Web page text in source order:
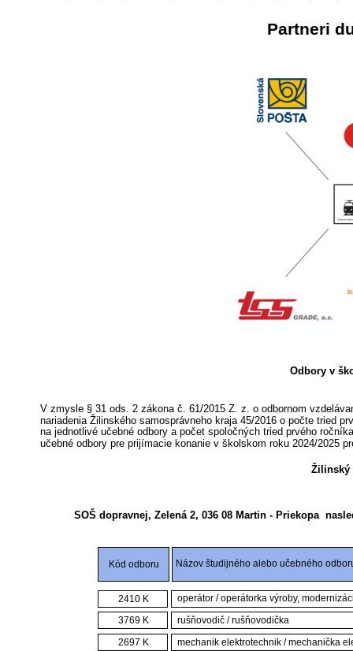
Partneri
V zmysle § 31 ods. 2 zákona č. 61/2015 Z. z. o odbornom
nariadenia Žilinského samosprávneho kraja 45/2016 o počte tried
na jednotlivé učebné odbory a počet spoločných tried prvého
učebné odbory pre prijímacie konanie v školskom roku 2024/2025
Odbory v
Žilinský
SOŠ dopravnej, Zelená 2, 036 08 Martin - Priekopa
2697 K
mechanik elektrotechnik / mechanička
Názov študijného alebo učebného
Kód odboru
operátor / operátorka výroby,
2410 K
3769 K rušňovodič / rušňovodička